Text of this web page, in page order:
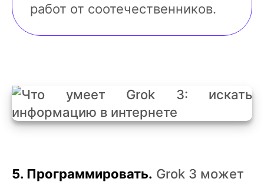
работ от соотечественников.
5. Программировать. Grok 3 может